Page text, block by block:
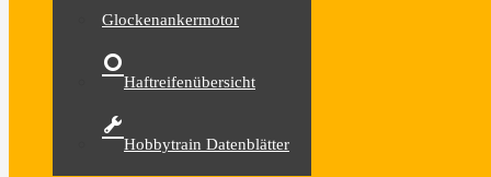
Glockenankermotor
Haftreifenübersicht
Hobbytrain Datenblätter